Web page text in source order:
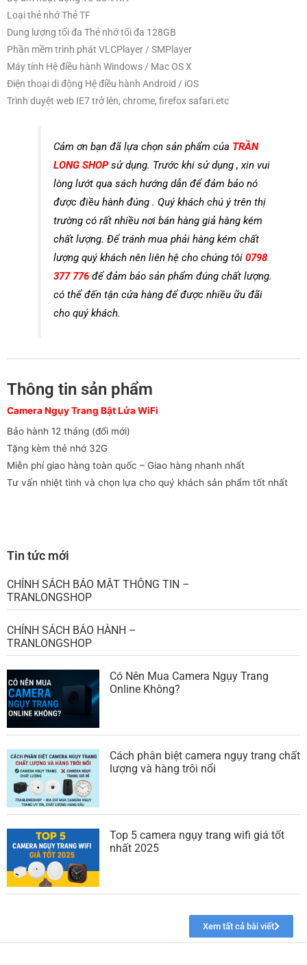
Loại thẻ nhớ Thẻ TF
Dung lượng tối đa Thẻ nhớ tối đa 128GB
Phần mềm trình phát VLCPlayer / SMPlayer
Máy tính Hệ điều hành Windows / Mac OS X
Điện thoại di động Hệ điều hành Android / iOS
Trình duyệt web IE7 trở lên, chrome, firefox safari.etc
Cảm ơn bạn đã lựa chọn sản phẩm của TRẦN
LONG SHOPsử dụng. Trước khi sử dụng , xin vui
lòng lướt qua sách hướng dẫn để đảm bảo nó
được điều hành đúng . Quý khách chú ý trên thị
trường có rất nhiều nơi bán hàng giả hàng kém
chất lượng. Để tránh mua phải hàng kém chất
lượng quý khách nên liên hệ cho chúng tôi0798
377 776 để đảm bảo sản phẩm đúng chất lượng.
có thể đến tận cửa hàng để được nhiều ữu đãi
cho quý khách.
Thông tin sản phẩm
Camera Ngụy Trang Bật Lửa WiFi
Bảo hành 12 tháng (đổi mới)
Tặng kèm thẻ nhớ 32G
Miễn phí giao hàng toàn quốc – Giao hàng nhanh nhất
Tư vấn nhiệt tình và chọn lựa cho quý khách sản phẩm tốt nhất
Tin tức mới
CHÍNH SÁCH BẢO MẬT THÔNG TIN –
TRANLONGSHOP
CHÍNH SÁCH BẢO HÀNH –
TRANLONGSHOP
Có Nên Mua Camera Ngụy Trang
Online Không?
Cách phân biệt camera ngụy trang chất
lượng và hàng trôi nổi
Top 5 camera ngụy trang wifi giá tốt
nhất 2025
Xem tất cả bài viết